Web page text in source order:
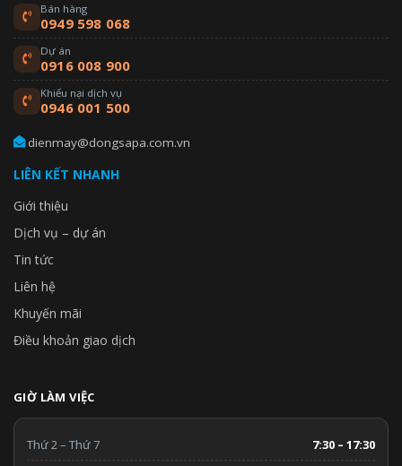
Bán hàng
0949 598 068
Dự án
0916 008 900
Khiếu nại dịch vụ
0946 001 500
dienmay@dongsapa.com.vn
LIÊN KẾT NHANH
Giới thiệu
Dịch vụ – dự án
Tin tức
Liên hệ
Khuyến mãi
Điều khoản giao dịch
GIỜ LÀM VIỆC
Thứ 2 – Thứ 7
7:30 – 17:30